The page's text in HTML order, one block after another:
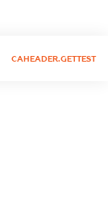
CAHEADER.GETTEST